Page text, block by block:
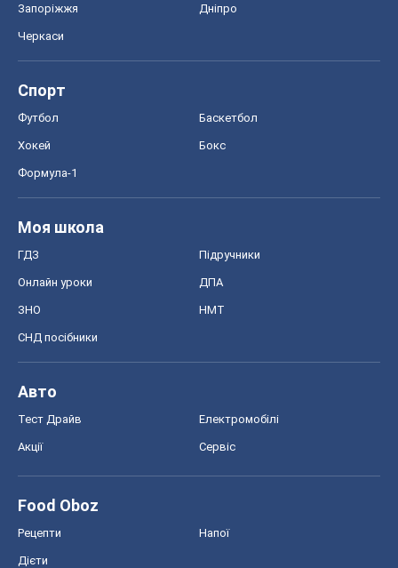
Запоріжжя Дніпро
Черкаси
Спорт
Футбол Баскетбол
Хокей Бокс
Формула-1
Моя школа
ГДЗ Підручники
Онлайн уроки ДПА
ЗНО НМТ
СНД посібники
Авто
Тест Драйв Електромобілі
Акції Сервіс
Food Oboz
Рецепти Напої
Дієти